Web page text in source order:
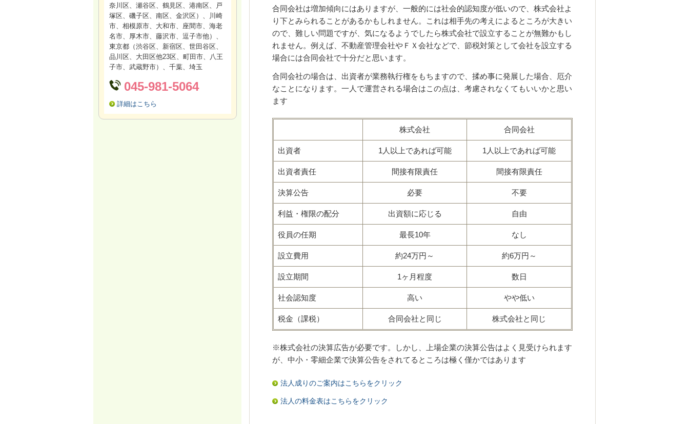
合同会社は増加傾向にはありますが、一般的には社会的認知度が低いので、株式会社よ
り下とみられることがあるかもしれません。これは相手先の考えによるところが大きい
ので、難しい問題ですが、気になるようでしたら株式会社で設立することが無難かもし
れません。例えば、不動産管理会社やＦＸ会社などで、節税対策として会社を設立する
場合には合同会社で十分だと思います。
合同会社の場合は、出資者が業務執行権をもちますので、揉め事に発展した場合、厄介
なことになります。一人で運営される場合はこの点は、考慮されなくてもいいかと思い
ます
株式会社 合同会社
出資者 1人以上であれば可能 1人以上であれば可能
出資者責任 間接有限責任 間接有限責任
決算公告 必要 不要
利益・権限の配分 出資額に応じる 自由
役員の任期 最長10年 なし
設立費用 約24万円～ 約6万円～
設立期間 1ヶ月程度 数日
社会認知度 高い やや低い
税金（課税） 合同会社と同じ 株式会社と同じ
※株式会社の決算広告が必要です。しかし、上場企業の決算公告はよく見受けられます
が、中小・零細企業で決算公告をされてるところは極く僅かではあります
法人成りのご案内はこちらをクリック
法人の料金表はこちらをクリック
奈川区、瀬谷区、鶴見区、港南区、戸
塚区、磯子区、南区、金沢区）、川崎
市、相模原市、大和市、座間市、海老
名市、厚木市、藤沢市、逗子市他）、
東京都（渋谷区、新宿区、世田谷区、
品川区、大田区他23区、町田市、八王
子市、武蔵野市）、千葉、埼玉
045-981-5064
詳細はこちら